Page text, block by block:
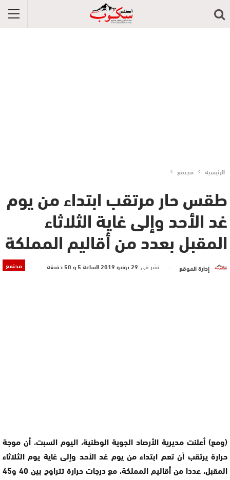
الرئيسية مجتمع
طقس حار مرتقب ابتداء من يوم
غد الأحد وإلى غاية الثلاثاء
المقبل بعدد من أقاليم المملكة
مجتمع إدارة الموقع نشر في 29 يونيو 2019 الساعة 5 و 50 دقيقة
(ومع) أعلنت مديرية الأرصاد الجوية الوطنية، اليوم السبت، أن موجة
حرارة يرتقب أن تعم ابتداء من يوم غد الأحد وإلى غاية يوم الثلاثاء
المقبل، عددا من أقاليم المملكة، مع درجات حرارة تتراوح بين 40 و45